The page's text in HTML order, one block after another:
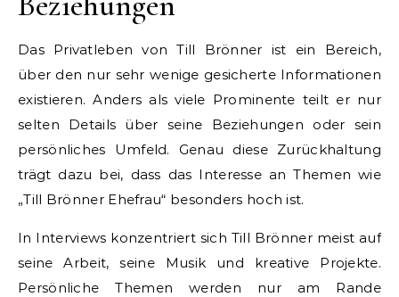
Das Privatleben von Till Brönner ist ein Bereich,
über den nur sehr wenige gesicherte Informationen
existieren. Anders als viele Prominente teilt er nur
selten Details über seine Beziehungen oder sein
persönliches Umfeld. Genau diese Zurückhaltung
trägt dazu bei, dass das Interesse an Themen wie
„Till Brönner Ehefrau“ besonders hoch ist.
In Interviews konzentriert sich Till Brönner meist auf
seine Arbeit, seine Musik und kreative Projekte.
Persönliche Themen werden nur am Rande